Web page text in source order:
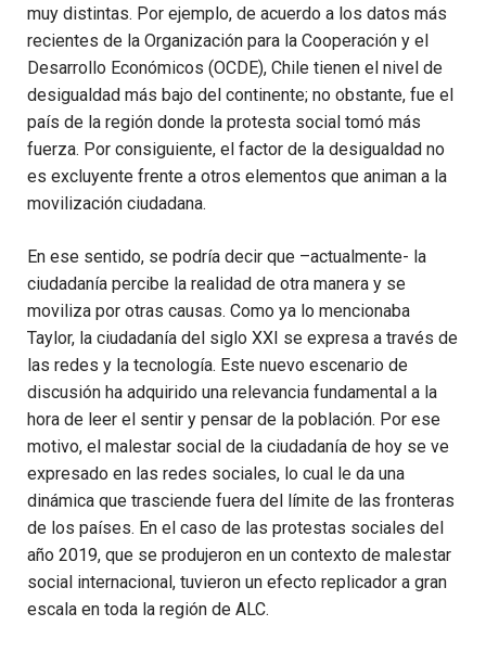
muy distintas. Por ejemplo, de acuerdo a los datos más
recientes de la Organización para la Cooperación y el
Desarrollo Económicos (OCDE), Chile tienen el nivel de
desigualdad más bajo del continente; no obstante, fue el
país de la región donde la protesta social tomó más
fuerza. Por consiguiente, el factor de la desigualdad no
es excluyente frente a otros elementos que animan a la
movilización ciudadana.
En ese sentido, se podría decir que –actualmente- la
ciudadanía percibe la realidad de otra manera y se
moviliza por otras causas. Como ya lo mencionaba
Taylor, la ciudadanía del siglo XXI se expresa a través de
las redes y la tecnología. Este nuevo escenario de
discusión ha adquirido una relevancia fundamental a la
hora de leer el sentir y pensar de la población. Por ese
motivo, el malestar social de la ciudadanía de hoy se ve
expresado en las redes sociales, lo cual le da una
dinámica que trasciende fuera del límite de las fronteras
de los países. En el caso de las protestas sociales del
año 2019, que se produjeron en un contexto de malestar
social internacional, tuvieron un efecto replicador a gran
escala en toda la región de ALC.